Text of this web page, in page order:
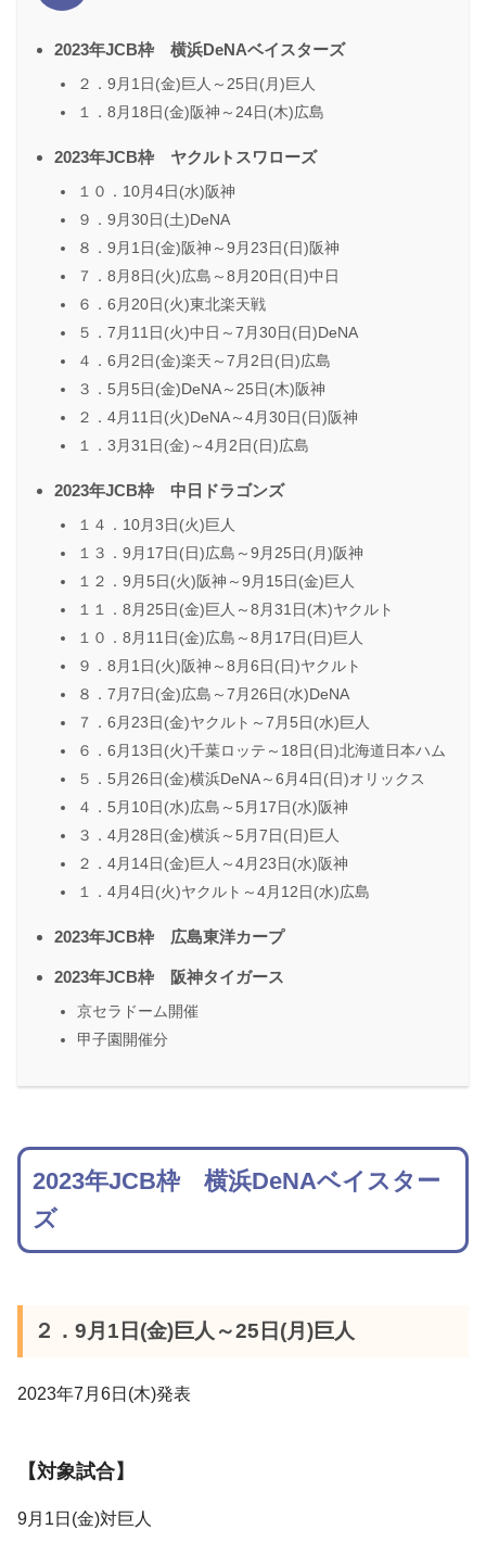
2023年JCB枠 横浜DeNAベイスターズ
２．9月1日(金)巨人～25日(月)巨人
１．8月18日(金)阪神～24日(木)広島
2023年JCB枠 ヤクルトスワローズ
１０．10月4日(水)阪神
９．9月30日(土)DeNA
８．9月1日(金)阪神～9月23日(日)阪神
７．8月8日(火)広島～8月20日(日)中日
６．6月20日(火)東北楽天戦
５．7月11日(火)中日～7月30日(日)DeNA
４．6月2日(金)楽天～7月2日(日)広島
３．5月5日(金)DeNA～25日(木)阪神
２．4月11日(火)DeNA～4月30日(日)阪神
１．3月31日(金)～4月2日(日)広島
2023年JCB枠 中日ドラゴンズ
１４．10月3日(火)巨人
１３．9月17日(日)広島～9月25日(月)阪神
１２．9月5日(火)阪神～9月15日(金)巨人
１１．8月25日(金)巨人～8月31日(木)ヤクルト
１０．8月11日(金)広島～8月17日(日)巨人
９．8月1日(火)阪神～8月6日(日)ヤクルト
８．7月7日(金)広島～7月26日(水)DeNA
７．6月23日(金)ヤクルト～7月5日(水)巨人
６．6月13日(火)千葉ロッテ～18日(日)北海道日本ハム
５．5月26日(金)横浜DeNA～6月4日(日)オリックス
４．5月10日(水)広島～5月17日(水)阪神
３．4月28日(金)横浜～5月7日(日)巨人
２．4月14日(金)巨人～4月23日(水)阪神
１．4月4日(火)ヤクルト～4月12日(水)広島
2023年JCB枠 広島東洋カープ
2023年JCB枠 阪神タイガース
京セラドーム開催
甲子園開催分
2023年JCB枠 横浜DeNAベイスター
ズ
２．9月1日(金)巨人～25日(月)巨人
2023年7月6日(木)発表
【対象試合】
9月1日(金)対巨人